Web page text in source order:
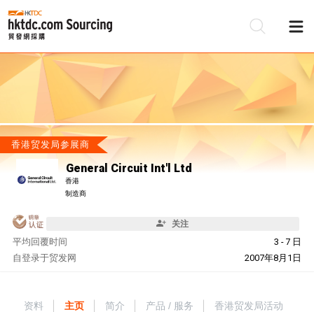
香港贸发局参展商
General Circuit Int'l Ltd
香港
制造商
关注
平均回覆时间
3 - 7 日
自
2007年8月1日
登录于贸发网
资料 主页 简介 产品 / 服务 香港贸发局活动